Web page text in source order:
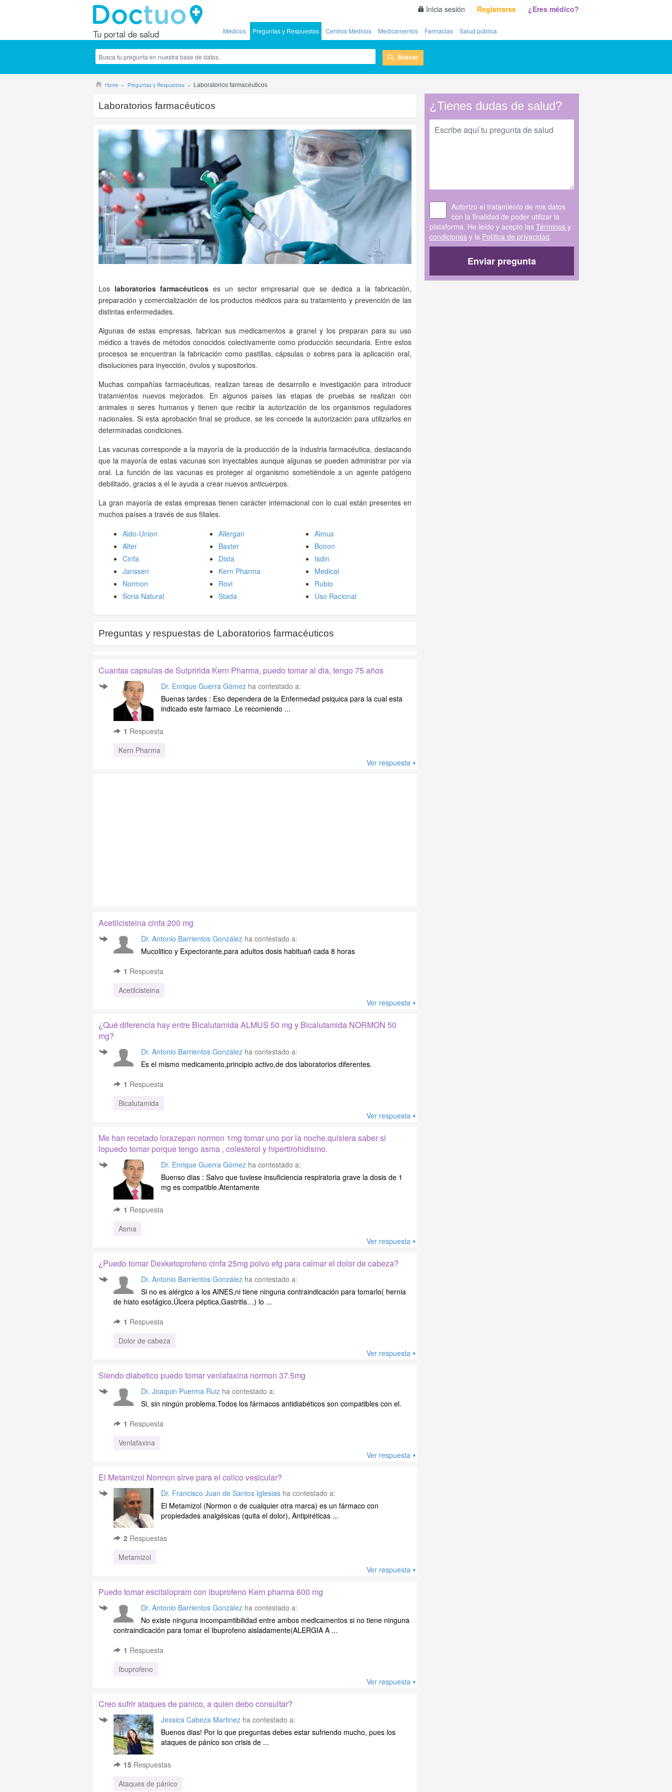
Tu portal de salud
Inicia sesión Registrarse ¿Eres médico?
Médicos Preguntas y Respuestas Centros Médicos Medicamentos Farmacias Salud pública
Buscar
Home Preguntas y Respuestas Laboratorios farmacéuticos
Laboratorios farmacéuticos
Los laboratorios farmacéuticos es un sector empresarial que se dedica a la fabricación,
preparación y comercialización de los productos médicos para su tratamiento y prevención de las
distintas enfermedades.
Algunas de estas empresas, fabrican sus medicamentos a granel y los preparan para su uso
médico a través de métodos conocidos colectivamente como producción secundaria. Entre estos
procesos se encuentran la fabricación como pastillas, cápsulas o sobres para la aplicación oral,
disoluciones para inyección, óvulos y supositorios.
Muchas compañías farmacéuticas, realizan tareas de desarrollo e investigación para introducir
tratamientos nuevos mejorados. En algunos países las etapas de pruebas se realizan con
animales o seres humanos y tienen que recibir la autorización de los organismos reguladores
nacionales. Si esta aprobación final se produce, se les concede la autorización para utilizarlos en
determinadas condiciones.
Las vacunas corresponde a la mayoría de la producción de la industria farmacéutica, destacando
que la mayoría de estas vacunas son inyectables aunque algunas se pueden administrar por vía
oral. La función de las vacunas es proteger al organismo sometiéndole a un agente patógeno
debilitado, gracias a el le ayuda a crear nuevos anticuerpos.
La gran mayoría de estas empresas tienen carácter internacional con lo cual están presentes en
muchos países a través de sus filiales.
Aldo-Union
Allergan
Almus
Alter
Baxter
Boiron
Cinfa
Dista
Isdin
Janssen
Kern Pharma
Medical
Normon
Rovi
Rubio
Soria Natural
Stada Uso Racional
Preguntas y respuestas de Laboratorios farmacéuticos
Cuantas capsulas de Sulpririda Kern Pharma, puedo tomar al dia, tengo 75 años
Dr. Enrique Guerra Gómez ha contestado a:
Buenas tardes : Eso dependera de la Enfermedad psiquica para la cual esta
indicado este farmaco .Le recomiendo ...
1 Respuesta
Kern Pharma
Ver respuesta
Acetilcisteina cinfa 200 mg
Dr. Antonio Barrientos González ha contestado a:
Mucolitico y Expectorante,para adultos dosis habituañ cada 8 horas
1 Respuesta
Acetilcisteina
Ver respuesta
¿Qué diferencia hay entre Bicalutamida ALMUS 50 mg y Bicalutamida NORMON 50
mg?
Dr. Antonio Barrientos González ha contestado a:
Es el mismo medicamento,principio activo,de dos laboratorios diferentes.
1 Respuesta
Bicalutamida
Ver respuesta
Me han recetado lorazepan normon 1mg tomar uno por la noche.quisiera saber si
lopuedo tomar porque tengo asma , colesterol y hipertirohidismo.
Dr. Enrique Guerra Gómez ha contestado a:
Buenso dias : Salvo que tuviese insuficiencia respiratoria grave la dosis de 1
mg es compatible.Atentamente
1 Respuesta
Asma
Ver respuesta
¿Puedo tomar Dexketoprofeno cinfa 25mg polvo efg para calmar el dolor de cabeza?
Dr. Antonio Barrientos González ha contestado a:
Si no es alérgico a los AINES,ni tiene ninguna contraindicación para tomarlo( hernia
de hiato esofágico,Úlcera péptica,Gastritis…) lo ...
1 Respuesta
Dolor de cabeza
Ver respuesta
Siendo diabetico puedo tomar venlafaxina normon 37.5mg
Dr. Joaquin Puerma Ruiz ha contestado a:
Si, sin ningún problema.Todos los fármacos antidiabéticos son compatibles con el.
1 Respuesta
Venlafaxina
Ver respuesta
El Metamizol Normon sirve para el colico vesicular?
Dr. Francisco Juan de Santos Iglesias ha contestado a:
El Metamizol (Normon o de cualquier otra marca) es un fármaco con
propiedades analgésicas (quita el dolor), Antipiréticas ...
2 Respuestas
Metamizol
Ver respuesta
Puedo tomar escitalopram con ibuprofeno Kern pharma 600 mg
Dr. Antonio Barrientos González ha contestado a:
No existe ninguna incompamtibilidad entre ambos medicamentos si no tiene ninguna
contraindicación para tomar el Ibuprofeno aisladamente(ALERGIA A ...
1 Respuesta
Ibuprofeno
Ver respuesta
Creo sufrir ataques de panico, a quien debo consultar?
Jessica Cabeza Martinez ha contestado a:
Buenos dias! Por lo que preguntas debes estar sufriendo mucho, pues los
ataques de pánico son crisis de ...
15 Respuestas
Ataques de pánico
¿Tienes dudas de salud?
Autorizo el tratamiento de mis datos
con la finalidad de poder utilizar la
plataforma. He leído y acepto las Términos y
condicionesy la Política de privacidad.
Enviar pregunta